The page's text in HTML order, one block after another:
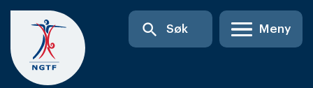
Skip
content
search Søk Meny